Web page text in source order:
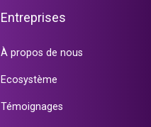
Entreprises
À propos de nous
Ecosystème
Témoignages